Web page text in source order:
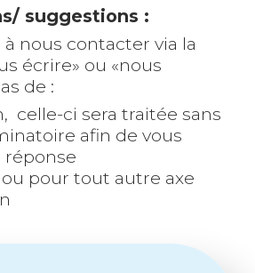
suggestions :
à nous contacter via la
écrire» ou «nous
de :
celle-ci sera traitée sans
afin de vous
pour tout autre axe